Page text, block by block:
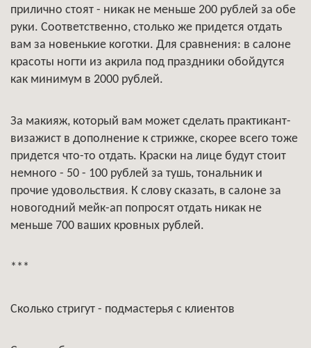
прилично стоят - никак не меньше 200 рублей за обе
руки. Соответственно, столько же придется отдать
вам за новенькие коготки. Для сравнения: в салоне
красоты ногти из акрила под праздники обойдутся
как минимум в 2000 рублей.
За макияж, который вам может сделать практикант-
визажист в дополнение к стрижке, скорее всего тоже
придется что-то отдать. Краски на лице будут стоит
немного - 50 - 100 рублей за тушь, тональник и
прочие удовольствия. К слову сказать, в салоне за
новогодний мейк-ап попросят отдать никак не
меньше 700 ваших кровных рублей.
***
Сколько стригут - подмастерья с клиентов